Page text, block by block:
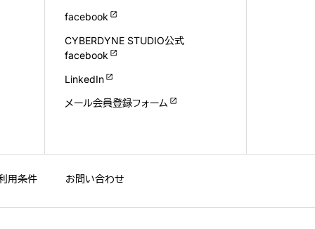
facebook
CYBERDYNE STUDIO公式
facebook
LinkedIn
メール会員登録フォーム
用条件 お問い合わせ